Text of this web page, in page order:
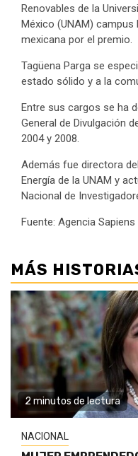
Renovables de la
México (UNAM)
mexicana por el premio.
Tagüena Parga se
estado sólido y a la
Entre sus cargos se ha
General de Divulgación
2004 y 2008.
Además fue directora
Energía de la UNAM y
Nacional de
Fuente: Agencia Sapiens
MÁS
2 minutos de lectura
NACIONAL